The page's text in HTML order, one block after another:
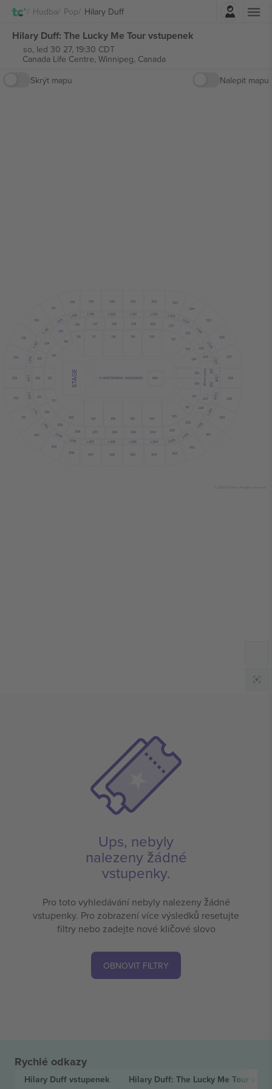
Hudba Pop Hilary Duff
Hilary Duff: The Lucky Me Tour vstupenek
so, led 30 27, 19:30 CDT
Canada Life Centre, Winnipeg, Canada
Skrýt mapu
Nalepit mapu
301
302
303
304
305
306
307
308
309
310
311
312
313
314
315
316
317
318 319 320 321 322 323
324
325
326
327
328
329
330
L301
L302
L303
L304
L305
L306
L307
L308
L309
L310
L311
L312
L313
L314
L315
L316
L317
L318 L319 L320 L321 L322 L323
L324
L325
L326
L327
L328
L329
L330
225
226
202
203
204
205
206
207
208
209
210
211
212
213
214
215
216 217 218 219 220
221
222
223
224
227
228
101
103
104
105
106
107
109
111
112
113
115
116 117 118 119 120
121
123
124
125
126
127
Club Lounge
© 2024 Ticombo. All rights reserved
STAGE MIX
FLOOR GENERAL ADMISSION
Ups, nebyly
nalezeny žádné
vstupenky.
Pro toto vyhledávání nebyly nalezeny žádné
vstupenky. Pro zobrazení více výsledků resetujte
filtry nebo zadejte nové klíčové slovo
OBNOVIT FILTRY
Rychlé odkazy
Hilary Duff vstupenek Hilary Duff: The Lucky Me Tour